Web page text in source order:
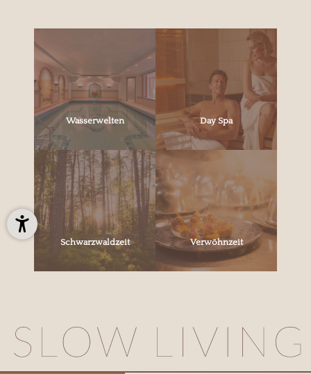
Wasserwelten Day Spa
Schwarzwaldzeit Verwöhnzeit